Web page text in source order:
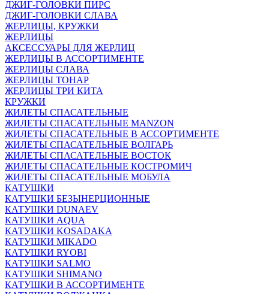
ДЖИГ-ГОЛОВКИ ПИРС
ДЖИГ-ГОЛОВКИ СЛАВА
ЖЕРЛИЦЫ, КРУЖКИ
ЖЕРЛИЦЫ
АКСЕССУАРЫ ДЛЯ ЖЕРЛИЦ
ЖЕРЛИЦЫ В АССОРТИМЕНТЕ
ЖЕРЛИЦЫ СЛАВА
ЖЕРЛИЦЫ ТОНАР
ЖЕРЛИЦЫ ТРИ КИТА
КРУЖКИ
ЖИЛЕТЫ СПАСАТЕЛЬНЫЕ
ЖИЛЕТЫ СПАСАТЕЛЬНЫЕ MANZON
ЖИЛЕТЫ СПАСАТЕЛЬНЫЕ В АССОРТИМЕНТЕ
ЖИЛЕТЫ СПАСАТЕЛЬНЫЕ ВОЛГАРЬ
ЖИЛЕТЫ СПАСАТЕЛЬНЫЕ ВОСТОК
ЖИЛЕТЫ СПАСАТЕЛЬНЫЕ КОСТРОМИЧ
ЖИЛЕТЫ СПАСАТЕЛЬНЫЕ МОБУЛА
КАТУШКИ
КАТУШКИ БЕЗЫНЕРЦИОННЫЕ
КАТУШКИ DUNAEV
КАТУШКИ AQUA
КАТУШКИ KOSADAKA
КАТУШКИ MIKADO
КАТУШКИ RYOBI
КАТУШКИ SALMO
КАТУШКИ SHIMANO
КАТУШКИ В АССОРТИМЕНТЕ